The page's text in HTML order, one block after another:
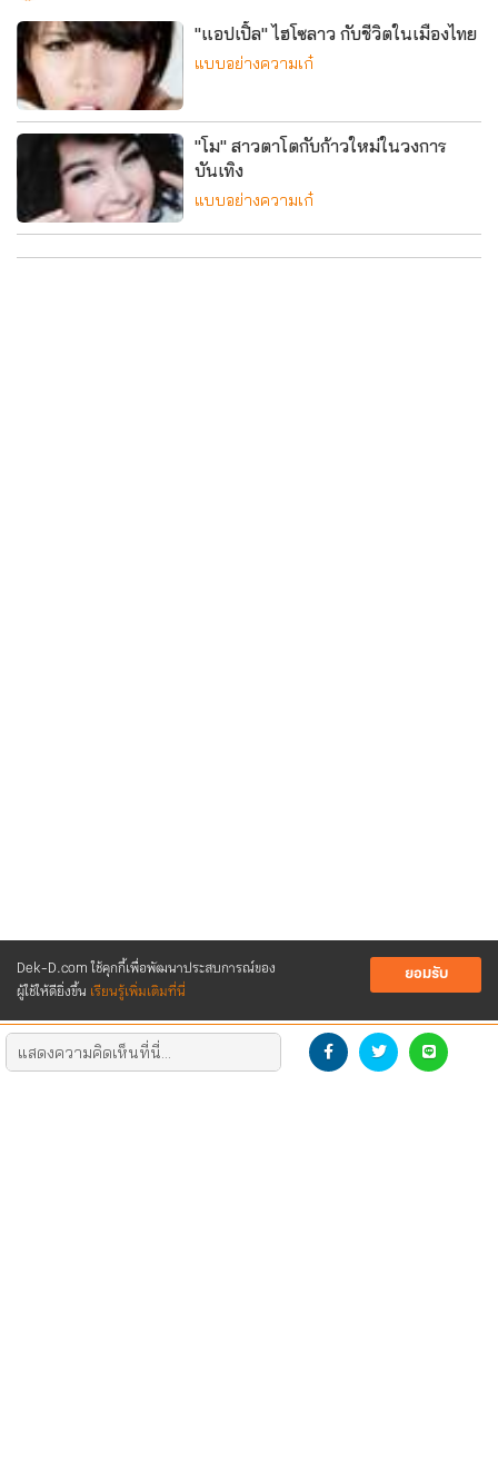
Dek-D.com ใช้คุกกี้เพื่อพัฒนาประสบการณ์ของ
ผู้ใช้ให้ดียิ่งขึ้น เรียนรู้เพิ่มเติมที่นี่
ยอมรับ
"แอปเปิ้ล" ไฮโซลาว กับชีวิตในเมืองไทย
แบบอย่างความเก๋
"โม" สาวตาโตกับก้าวใหม่ในวงการ
บันเทิง
แบบอย่างความเก๋